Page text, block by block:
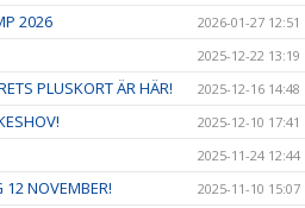
2026 2026-01-27 12:51
2025-12-22 13:19
PLUSKORT ÄR HÄR! 2025-12-16 14:48
2025-12-10 17:41
2025-11-24 12:44
NOVEMBER! 2025-11-10 15:07